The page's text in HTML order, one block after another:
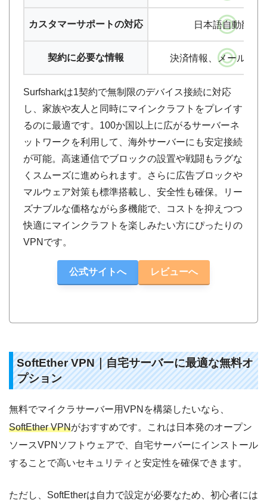
カスタマーサポートの対応 日本語自動翻訳
契約に必要な情報 決済情報、メールアド
Surfsharkは1契約で無制限のデバイス接続に対応
し、家族や友人と同時にマインクラフトをプレイす
るのに最適です。100か国以上に広がるサーバーネ
ットワークを利用して、海外サーバーにも安定接続
が可能。高速通信でブロックの設置や戦闘もラグな
くスムーズに進められます。さらに広告ブロックや
マルウェア対策も標準搭載し、安全性も確保。リー
ズナブルな価格ながら多機能で、コストを抑えつつ
快適にマインクラフトを楽しみたい方にぴったりの
VPNです。
公式サイトへ レビューへ
SoftEther VPN｜自宅サーバーに最適な無料オ
プション
無料でマイクラサーバー用VPNを構築したいなら、
SoftEther VPNがおすすめです。これは日本発のオープン
ソースVPNソフトウェアで、自宅サーバーにインストール
することで高いセキュリティと安定性を確保できます。
ただし、SoftEtherは自力で設定が必要なため、初心者には